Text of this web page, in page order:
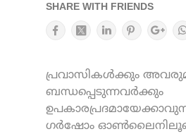
SHARE WITH FRIENDS
പ്രവാസികൾക്കും
ബന്ധപ്പെടുന്നവർക്കും
ഗർഷോം